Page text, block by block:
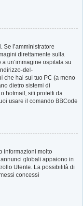
l’amministratore
direttamente sulla
un’immagine ospitata su
del-
che hai sul tuo PC (a meno
dietro sistemi di
hotmail, siti protetti da
usare il comando BBCode
informazioni molto
globali appaiono in
Utente. La possibilità di
concessi